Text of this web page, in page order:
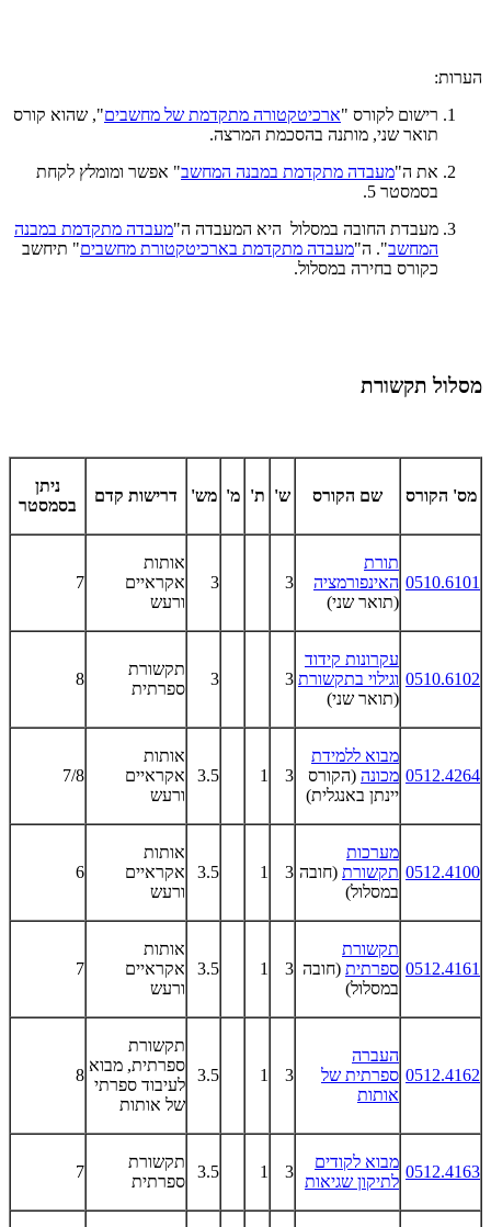
הערות:
רישום לקורס "ארכיטקטורה מתקדמת של מחשבים", שהוא קורס
תואר שני, מותנה בהסכמת המרצה.
את ה"מעבדה מתקדמת במבנה המחשב" אפשר ומומלץ לקחת
בסמסטר 5.
מעבדת החובה במסלול היא המעבדה ה"מעבדה מתקדמת במבנה
המחשב". ה"מעבדה מתקדמת בארכיטקטורת מחשבים" תיחשב
כקורס בחירה במסלול.
מסלול תקשורת
מס' הקורס שם הקורס ש' ת' מ' מש' דרישות קדם
ניתן
בסמסטר
0510.6101
תורת
האינפורמציה
(תואר שני)
3
3
אותות
אקראיים
ורעש
7
0510.6102
עקרונות קידוד
וגילוי בתקשורת
(תואר שני)
3
3
תקשורת
ספרתית
8
0512.4264
מבוא ללמידת
מכונה (הקורס
יינתן באנגלית)
3
1
3.5
אותות
אקראיים
ורעש
7/8
0512.4100
מערכות
תקשורת (חובה
במסלול)
3
1
3.5
אותות
אקראיים
ורעש
6
0512.4161
תקשורת
ספרתית (חובה
במסלול)
3
1
3.5
אותות
אקראיים
ורעש
7
0512.4162
העברה
ספרתית של
אותות
3
1
3.5
תקשורת
ספרתית, מבוא
לעיבוד ספרתי
של אותות
8
0512.4163
מבוא לקודים
לתיקון שגיאות
3
1
3.5
תקשורת
ספרתית
7